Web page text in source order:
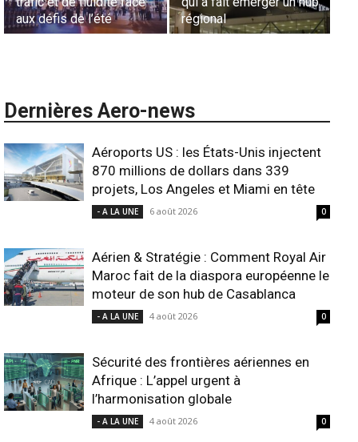
l’harmonisation globale
ANSCO
Dernières Aero-news
Aéroports US : les États-Unis injectent
870 millions de dollars dans 339
projets, Los Angeles et Miami en tête
- A LA UNE 6 août 2026 0
Aérien & Stratégie : Comment Royal Air
Maroc fait de la diaspora européenne le
moteur de son hub de Casablanca
- A LA UNE 4 août 2026 0
Sécurité des frontières aériennes en
Afrique : L’appel urgent à
l’harmonisation globale
- A LA UNE 4 août 2026 0